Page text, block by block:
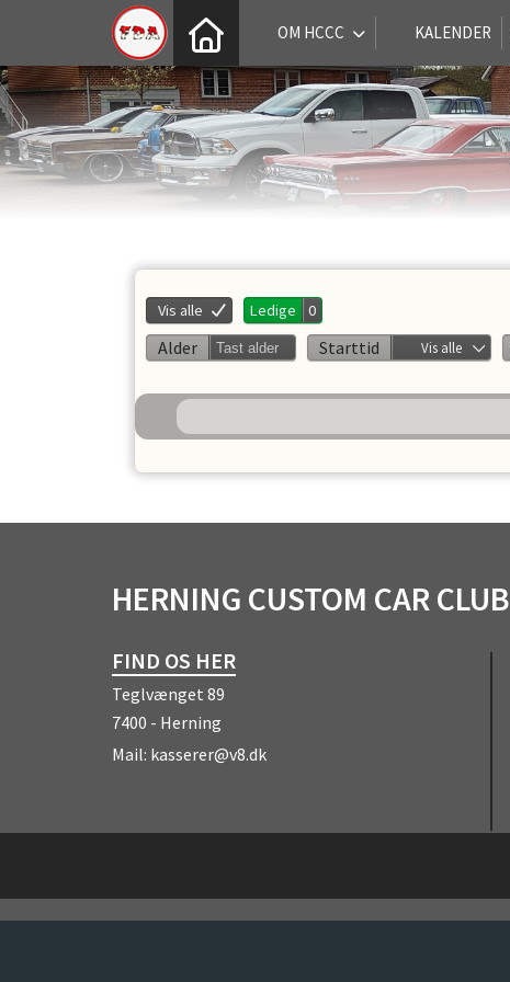
OM HCCC KALENDER
Vis alle Ledige 0
Alder Starttid Vis alle
HERNING CUSTOM CAR CLUB
FIND OS HER
Teglvænget 89
7400 - Herning
Mail: kasserer@v8.dk